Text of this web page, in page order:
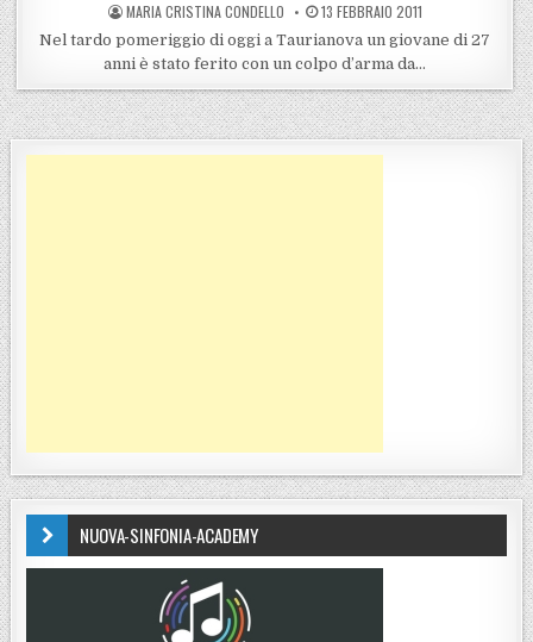
POSTED BY
MARIA CRISTINA CONDELLO POSTED ON
13 FEBBRAIO 2011
Nel tardo pomeriggio di oggi a Taurianova un giovane di 27
anni è stato ferito con un colpo d’arma da…
NUOVA-SINFONIA-ACADEMY